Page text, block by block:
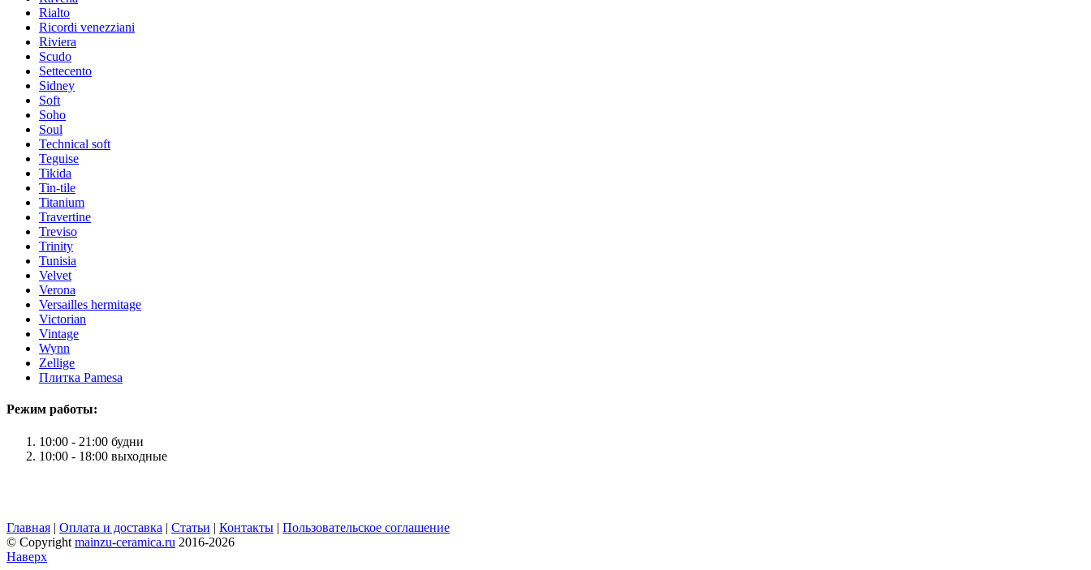
Rialto
Ricordi venezziani
Riviera
Scudo
Settecento
Sidney
Soft
Soho
Soul
Technical soft
Teguise
Tikida
Tin-tile
Titanium
Travertine
Treviso
Trinity
Tunisia
Velvet
Verona
Versailles hermitage
Victorian
Vintage
Wynn
Zellige
Плитка Pamesa
Режим работы:
10:00 - 21:00 будни
10:00 - 18:00 выходные
Главная | Оплата и доставка | Статьи | Контакты | Пользовательское соглашение
© Copyright mainzu-ceramica.ru 2016-2026
Наверх